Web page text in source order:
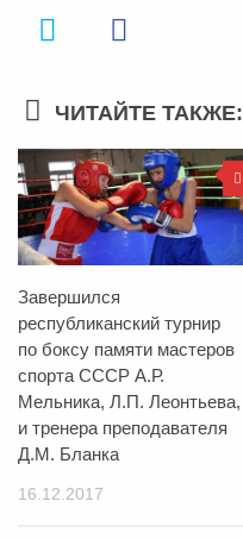
ЧИТАЙТЕ ТАКЖЕ:
Завершился
республиканский турнир
по боксу памяти мастеров
спорта СССР А.Р.
Мельника, Л.П. Леонтьева,
и тренера преподавателя
Д.М. Бланка
16.12.2017